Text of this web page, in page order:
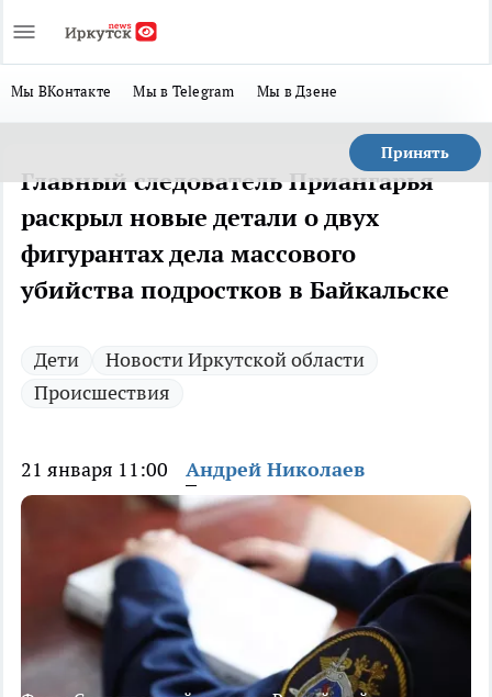
Мы ВКонтакте Мы в Telegram Мы в Дзене
Принять
Главный следователь Приангарья
раскрыл новые детали о двух
фигурантах дела массового
убийства подростков в Байкальске
Дети
Новости Иркутской области
Происшествия
21 января 11:00 Андрей Николаев